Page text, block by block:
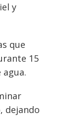
y
que
15
dejando